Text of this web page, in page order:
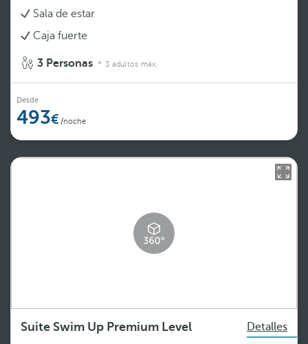
Sala de estar
Caja fuerte
3 Personas 3 adultos máx.
Desde
493 /noche
Suite Swim Up Premium Level Detalles